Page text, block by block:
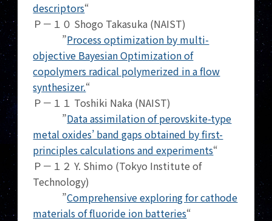
descriptors“
Ｐ－１０ Shogo Takasuka (NAIST)
”Process optimization by multi-
objective Bayesian Optimization of
copolymers radical polymerized in a flow
synthesizer.“
Ｐ－１１ Toshiki Naka (NAIST)
”Data assimilation of perovskite-type
metal oxides’ band gaps obtained by first-
principles calculations and experiments“
Ｐ－１２ Y. Shimo (Tokyo Institute of
Technology)
”Comprehensive exploring for cathode
materials of fluoride ion batteries“